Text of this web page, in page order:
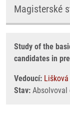
Magisterské
Study of the
candidates in
Vedoucí:
Stav: Absolvoval